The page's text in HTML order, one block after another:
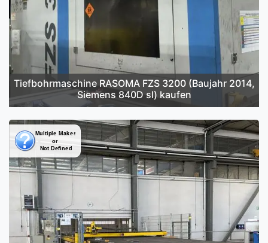
Tiefbohrmaschine RASOMA FZS 3200 (Baujahr 2014,
Siemens 840D sl) kaufen